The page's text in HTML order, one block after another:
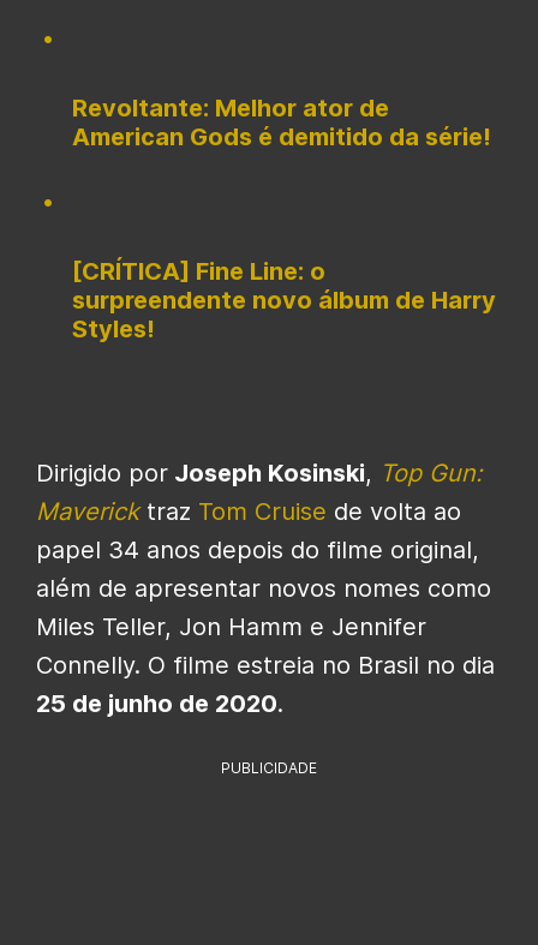
Revoltante: Melhor ator de
American Gods é demitido da série!
[CRÍTICA] Fine Line: o
surpreendente novo álbum de Harry
Styles!
Dirigido por Joseph Kosinski, Top Gun:
Mavericktraz Tom Cruise de volta ao
papel 34 anos depois do filme original,
além de apresentar novos nomes como
Miles Teller, Jon Hamm e Jennifer
Connelly. O filme estreia no Brasil no dia
25 de junho de 2020.
PUBLICIDADE